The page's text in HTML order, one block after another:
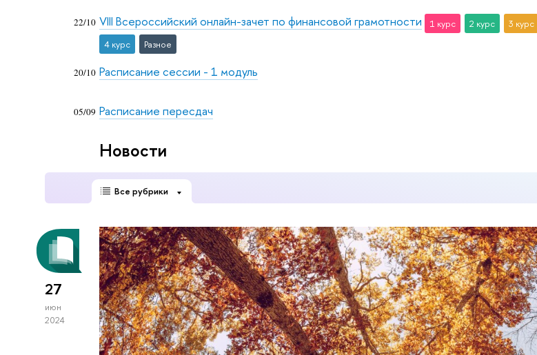
22/10 VIII Всероссийский онлайн-зачет по финансовой грамотности 1 курс 2 курс
3 курс
4 курс
Разное
20/10 Расписание сессии - 1 модуль
05/09 Расписание пересдач
Новости
Все рубрики
27
июн
2024